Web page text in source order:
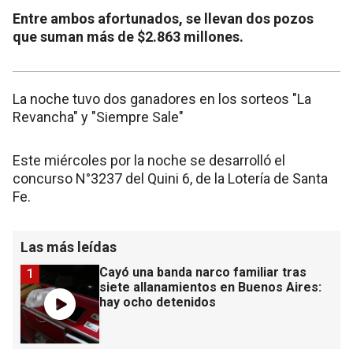
Entre ambos afortunados, se llevan dos pozos
que suman más de $2.863 millones.
La noche tuvo dos ganadores en los sorteos "La
Revancha" y "Siempre Sale"
Este miércoles por la noche se desarrolló el
concurso N°3237 del Quini 6, de la Lotería de Santa
Fe.
Las más leídas
Cayó una banda narco familiar tras
siete allanamientos en Buenos Aires:
hay ocho detenidos
1